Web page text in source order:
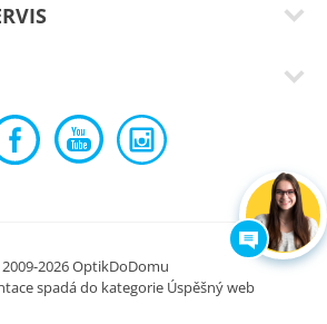
2026 OptikDoDomu
spadá do kategorie Úspěšný web